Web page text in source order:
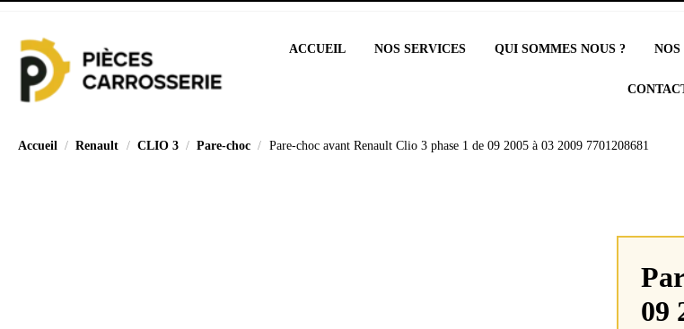
ACCUEIL NOS SERVICES QUI SOMMES NOUS ?
Accueil Renault CLIO 3 Pare-choc Pare-choc avant Renault Clio 3 phase 1 de 09 2005 à 03 2009 7701208681
09